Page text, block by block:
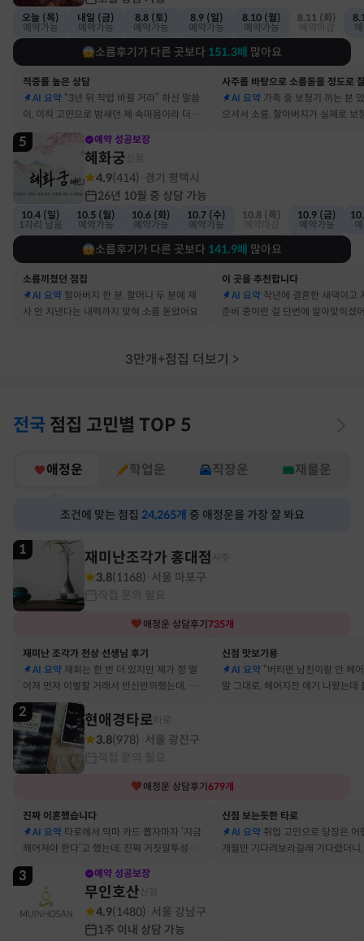
오늘 (목)
예약가능
내일 (금)
예약가능
8.8 (토)
예약가능
8.9 (일)
예약가능
8.10 (월)
예약가능
8.11 (화)
소름후기가 다른 곳보다 151.3배 많아요
적중률 높은 상담
AI 요약 “3년 뒤 직업 바뀔 거라” 하신 말씀
이, 이직 고민으로 밤새던 제 속마음이라 더 신
기했어요
AI 요약 가족 중 보청기 끼는 분
으셔서 소름, 할아버지가 실제로 보
5 예약 성공보장
혜화궁
4.9(414) 경기 평택시
26년 10월 중 상담 가능
10.4 (일)
1자리 남음
10.5 (월)
예약가능
10.6 (화)
예약가능
10.7 (수)
예약가능
10.8 (목)
10.9 (금)
예약가능
소름후기가 다른 곳보다 141.9배 많아요
소름끼쳤던 점집
AI 요약 할아버지 한 분, 할머니 두 분에 제
사 안 지낸다는 내력까지 맞혀 소름 돋았어요
이 곳을 추천합니다
AI 요약 작년에 결혼한 새댁이고
준비 중이란 걸 단번에 알아맞히셨
3만개+점집 더보기 >
전국 점집 고민별 TOP 5
애정운 학업운 직장운 재물운
조건에 맞는 점집 24,265개 중 애정운을 가장 잘 봐요
1 재미난조각가 홍대점
3.8(1168) 서울 마포구
애정운 상담후기 735개
재미난 조각가 천상 선생님 후기
AI 요약 재회는 한 번 더 있지만 제가 정 떨
어져 먼저 이별할 거래서 반신반의했는데, 정
말 재회 후 제가 먼저 헤어지자고 했어요
신점 맛보기용
AI 요약 “버티면 남친이랑 안 헤
말 그대로, 헤어지잔 얘기 나왔는데
2 현애경타로
3.8(978) 서울 광진구
애정운 상담후기 679개
진짜 이혼했습니다
AI 요약 타로에서 악마 카드 뽑자마자 ‘지금
헤어져야 한다’고 했는데, 진짜 거짓말투성이
결혼 생활 끝에 이혼 숙고 중이에요
신점 보는듯한 타로
AI 요약 취업 고민으로 당장은 어
개월만 기다려보라길래 기다렸더니
3 예약 성공보장
무인호산
4.9(1480) 서울 강남구
1주 이내 상담 가능